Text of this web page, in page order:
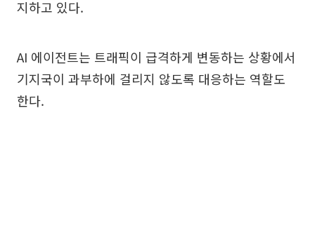
지하고 있다.
AI 에이전트는 트래픽이 급격하게 변동하는 상황에서
기지국이 과부하에 걸리지 않도록 대응하는 역할도
한다.